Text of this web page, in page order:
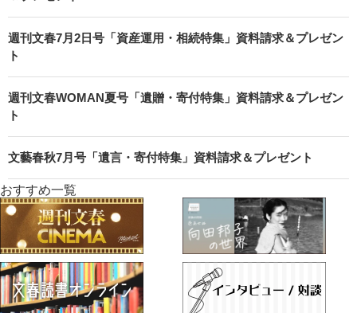
週刊文春7月2日号「資産運用・相続特集」資料請求＆プレゼン
ト
週刊文春WOMAN夏号「遺贈・寄付特集」資料請求＆プレゼン
ト
文藝春秋7月号「遺言・寄付特集」資料請求＆プレゼント
おすすめ一覧